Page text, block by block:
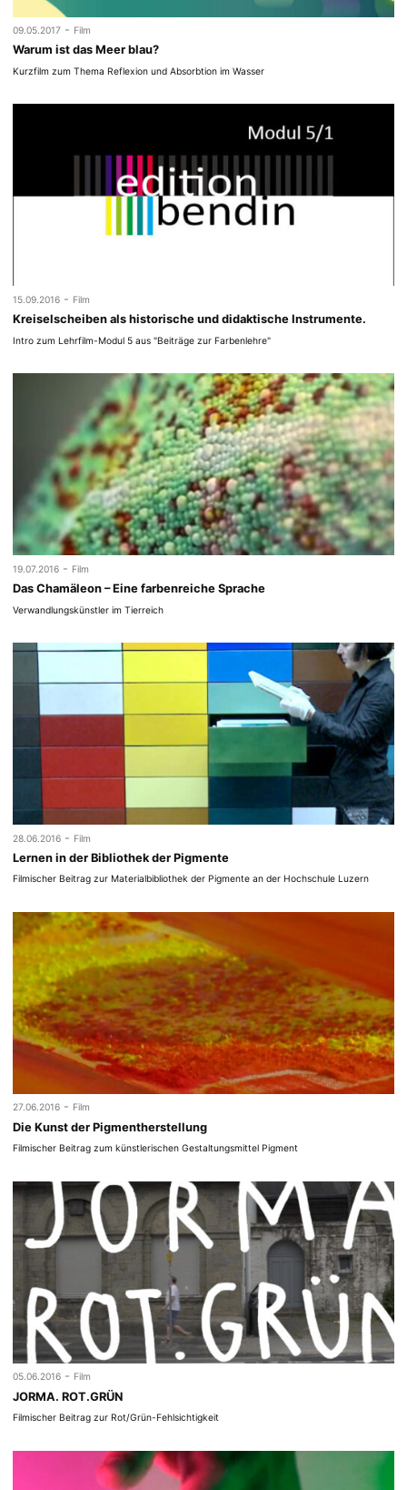
09.05.2017 - Film
Warum ist das Meer blau?
Kurzfilm zum Thema Reflexion und Absorbtion im Wasser
15.09.2016 - Film
Kreiselscheiben als historische und didaktische Instrumente.
Intro zum Lehrfilm-Modul 5 aus "Beiträge zur Farbenlehre"
19.07.2016 - Film
Das Chamäleon – Eine farbenreiche Sprache
Verwandlungskünstler im Tierreich
28.06.2016 - Film
Lernen in der Bibliothek der Pigmente
Filmischer Beitrag zur Materialbibliothek der Pigmente an der Hochschule Luzern
27.06.2016 - Film
Die Kunst der Pigmentherstellung
Filmischer Beitrag zum künstlerischen Gestaltungsmittel Pigment
05.06.2016 - Film
JORMA. ROT.GRÜN
Filmischer Beitrag zur Rot/Grün-Fehlsichtigkeit